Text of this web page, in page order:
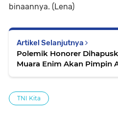
binaannya. (Lena)
Artikel Selanjutnya
Polemik Honorer
Muara Enim Akan Pimpin
TNI Kita